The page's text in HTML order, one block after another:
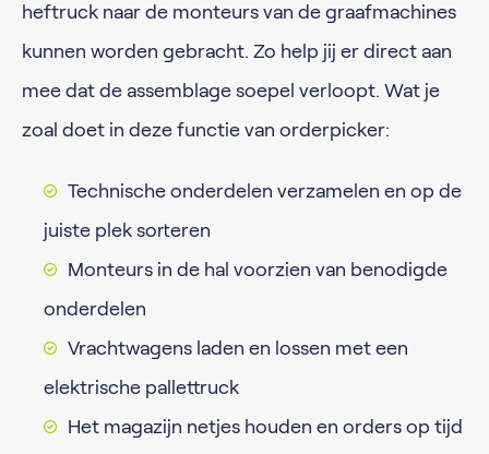
heftruck naar de monteurs van de graafmachines
kunnen worden gebracht. Zo help jij er direct aan
mee dat de assemblage soepel verloopt. Wat je
zoal doet in deze functie van orderpicker:
Technische onderdelen verzamelen en op de
juiste plek sorteren
Monteurs in de hal voorzien van benodigde
onderdelen
Vrachtwagens laden en lossen met een
elektrische pallettruck
Het magazijn netjes houden en orders op tijd